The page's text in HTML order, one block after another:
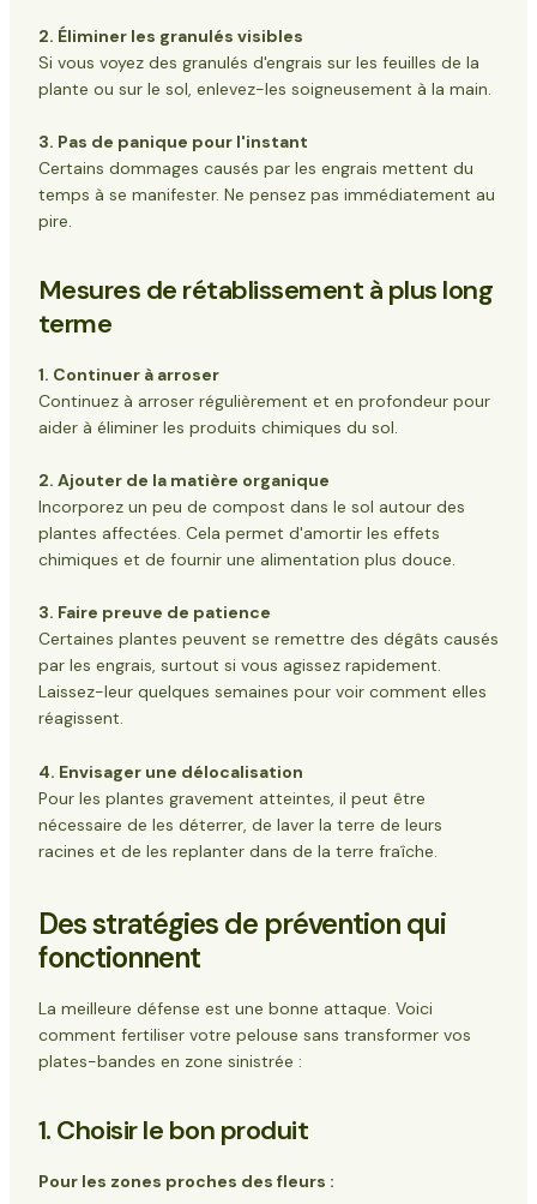
2. Éliminer les granulés visibles
Si vous voyez des granulés d'engrais sur les feuilles de la
plante ou sur le sol, enlevez-les soigneusement à la main.
3. Pas de panique pour l'instant
Certains dommages causés par les engrais mettent du
temps à se manifester. Ne pensez pas immédiatement au
pire.
Mesures de rétablissement à plus long
terme
1. Continuer à arroser
Continuez à arroser régulièrement et en profondeur pour
aider à éliminer les produits chimiques du sol.
2. Ajouter de la matière organique
Incorporez un peu de compost dans le sol autour des
plantes affectées. Cela permet d'amortir les effets
chimiques et de fournir une alimentation plus douce.
3. Faire preuve de patience
Certaines plantes peuvent se remettre des dégâts causés
par les engrais, surtout si vous agissez rapidement.
Laissez-leur quelques semaines pour voir comment elles
réagissent.
4. Envisager une délocalisation
Pour les plantes gravement atteintes, il peut être
nécessaire de les déterrer, de laver la terre de leurs
racines et de les replanter dans de la terre fraîche.
Des stratégies de prévention qui
fonctionnent
La meilleure défense est une bonne attaque. Voici
comment fertiliser votre pelouse sans transformer vos
plates-bandes en zone sinistrée :
1. Choisir le bon produit
Pour les zones proches des fleurs :